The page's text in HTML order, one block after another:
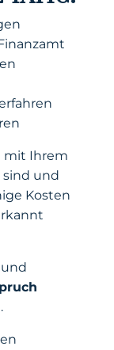
mit Ihrem
und
Kosten